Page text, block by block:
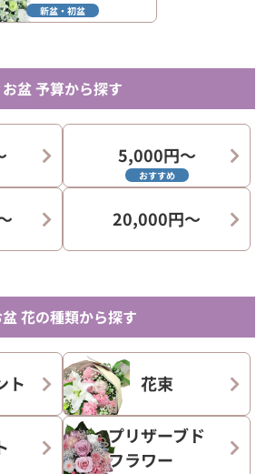
新盆・初盆
お盆 予算から探す
5,000円〜
おすすめ
20,000円〜
花の種類から探す
ト 花束
プリザーブド
フラワー